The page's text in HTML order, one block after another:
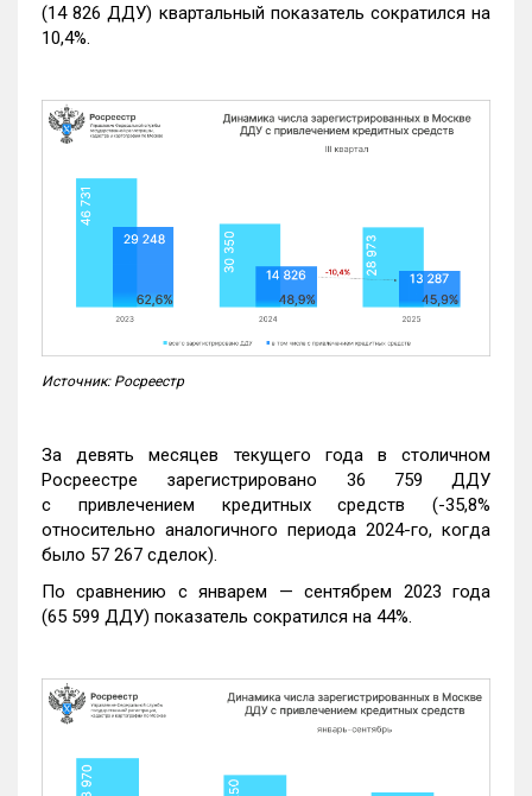
(14 826 ДДУ) квартальный показатель сократился на
10,4%.
Источник: Росреестр
За девять месяцев текущего года в столичном
Росреестре зарегистрировано 36 759 ДДУ
с привлечением кредитных средств (-35,8%
относительно аналогичного периода 2024-го, когда
было 57 267 сделок).
По сравнению с январем — сентябрем 2023 года
(65 599 ДДУ) показатель сократился на 44%.